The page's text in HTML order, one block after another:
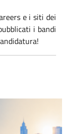
e i siti dei
i bandi